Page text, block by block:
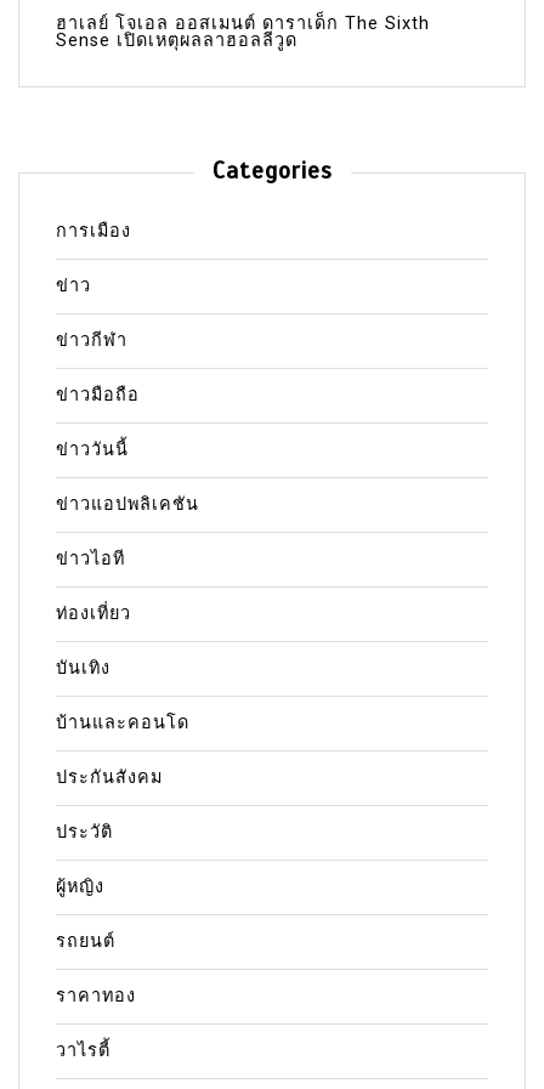
ฮาเลย์ โจเอล ออสเมนต์ ดาราเด็ก The Sixth
Sense เปิดเหตุผลลาฮอลลีวูด
Categories
การเมือง
ข่าว
ข่าวกีฬา
ข่าวมือถือ
ข่าววันนี้
ข่าวแอปพลิเคชัน
ข่าวไอที
ท่องเที่ยว
บันเทิง
บ้านและคอนโด
ประกันสังคม
ประวัติ
ผู้หญิง
รถยนต์
ราคาทอง
วาไรตี้